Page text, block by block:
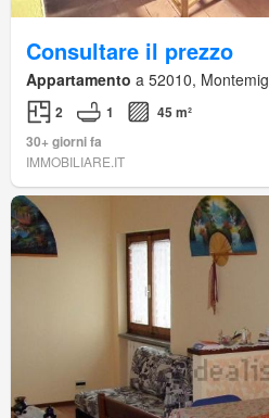
Consultare il prezzo
Appartamento a 52010,
2 1
45 m²
30+ giorni fa
IMMOBILIARE.IT